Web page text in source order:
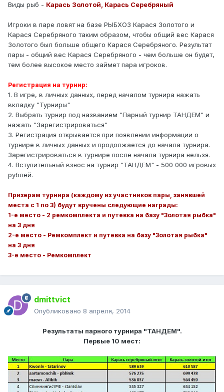
Виды рыб - Карась Золотой, Карась Серебряный
Игроки в паре ловят на базе РЫБХОЗ Карася Золотого и
Карася Серебряного таким образом, чтобы общий вес Карася
Золотого был больше общего Карася Серебряного. Результат
пары - общий вес Карася Серебряного - чем больше он будет,
тем более высокое место займет пара игроков.
Регистрация на турнир:
1. В игре, в личных данных, перед началом турнира нажать
вкладку "Турниры"
2. Выбрать турнир под названием "Парный турнир ТАНДЕМ" и
нажать "Зарегистрироваться"
3. Регистрация открывается при появлении информации о
турнире в личных данных и продолжается до начала турнира.
Зарегистрироваться в турнире после начала турнира нельзя.
4. Вступительный взнос на турнир "ТАНДЕМ" - 500 000 игровых
рублей.
Призерам турнира (каждому из участников пары, занявшей
места с 1 по 3) будут вручены следующие награды:
1-е место - 2 ремкомплекта и путевка на базу "Золотая рыбка"
на 3 дня
2-е место - Ремкомплект и путевка на базу "Золотая рыбка"
на 3 дня
3-е место - Ремкомплект
dmittvict
Опубликовано 8 апреля, 2014
Результаты парного турнира "ТАНДЕМ".
Первые 10 мест: